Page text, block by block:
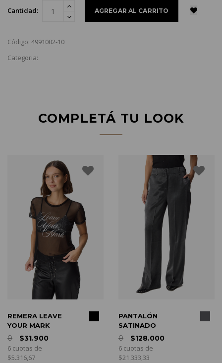
Cantidad:
Código: 4991002-10
Categoria:
COMPLETÁ TU LOOK
REMERA LEAVE
YOUR MARK
0
$31.900
6 cuotas de
$5.316,67
PANTALÓN
SATINADO
0
$128.000
6 cuotas de
$21.333,33